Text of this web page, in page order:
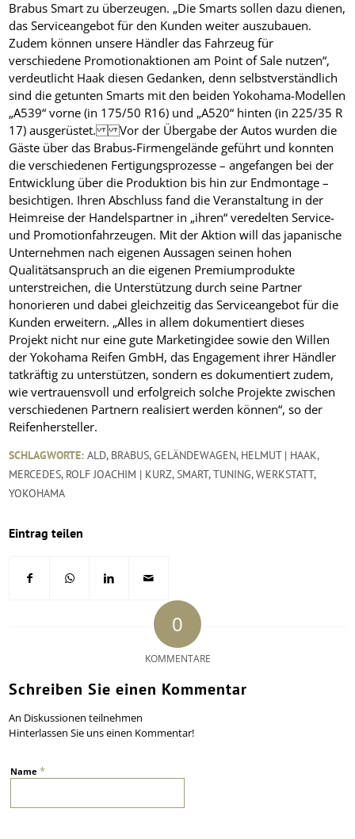
Brabus Smart zu überzeugen. „Die Smarts sollen dazu dienen,
das Serviceangebot für den Kunden weiter auszubauen.
Zudem können unsere Händler das Fahrzeug für
verschiedene Promotionaktionen am Point of Sale nutzen“,
verdeutlicht Haak diesen Gedanken, denn selbstverständlich
sind die getunten Smarts mit den beiden Yokohama-Modellen
„A539“ vorne (in 175/50 R16) und „A520“ hinten (in 225/35 R
17) ausgerüstet. Vor der Übergabe der Autos wurden die
Gäste über das Brabus-Firmengelände geführt und konnten
die verschiedenen Fertigungsprozesse – angefangen bei der
Entwicklung über die Produktion bis hin zur Endmontage –
besichtigen. Ihren Abschluss fand die Veranstaltung in der
Heimreise der Handelspartner in „ihren“ veredelten Service-
und Promotionfahrzeugen. Mit der Aktion will das japanische
Unternehmen nach eigenen Aussagen seinen hohen
Qualitätsanspruch an die eigenen Premiumprodukte
unterstreichen, die Unterstützung durch seine Partner
honorieren und dabei gleichzeitig das Serviceangebot für die
Kunden erweitern. „Alles in allem dokumentiert dieses
Projekt nicht nur eine gute Marketingidee sowie den Willen
der Yokohama Reifen GmbH, das Engagement ihrer Händler
tatkräftig zu unterstützen, sondern es dokumentiert zudem,
wie vertrauensvoll und erfolgreich solche Projekte zwischen
verschiedenen Partnern realisiert werden können“, so der
Reifenhersteller.
SCHLAGWORTE: ALD, BRABUS,GELÄNDEWAGEN, HELMUT | HAAK,
MERCEDES, ROLF JOACHIM | KURZ,SMART,TUNING,WERKSTATT,
YOKOHAMA
Eintrag teilen
0
KOMMENTARE
Schreiben Sie einen Kommentar
An Diskussionen teilnehmen
Hinterlassen Sie uns einen Kommentar!
Name*